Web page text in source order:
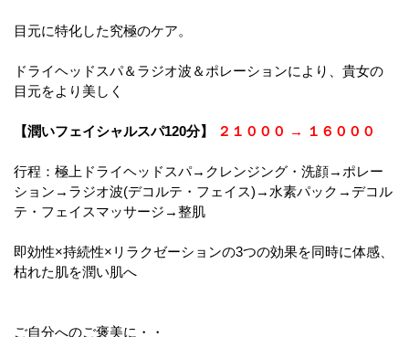
目元に特化した究極のケア。
ドライヘッドスパ＆ラジオ波＆ポレーションにより、貴女の
目元をより美しく
【潤いフェイシャルスパ120分】 ２１０００ → １６０００
行程：極上ドライヘッドスパ→クレンジング・洗顔→ポレー
ション→ラジオ波(デコルテ・フェイス)→水素パック→デコル
テ・フェイスマッサージ→整肌
即効性×持続性×リラクゼーションの3つの効果を同時に体感、
枯れた肌を潤い肌へ
ご自分へのご褒美に・・